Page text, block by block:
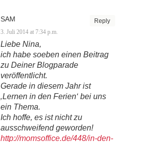
Reply
SAM
3. Juli 2014 at 7:34 p.m.
Liebe Nina,
ich habe soeben einen Beitrag
zu Deiner Blogparade
veröffentlicht.
Gerade in diesem Jahr ist
‚Lernen in den Ferien‘ bei uns
ein Thema.
Ich hoffe, es ist nicht zu
ausschweifend geworden!
http://momsoffice.de/448/in-den-